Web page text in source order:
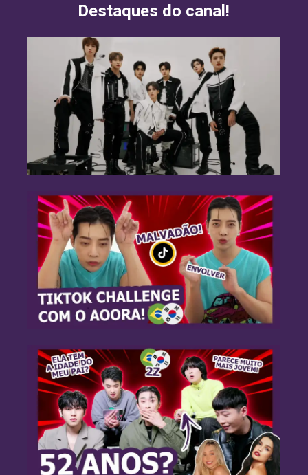
Destaques do canal!